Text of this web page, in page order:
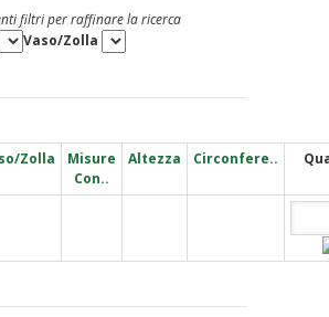
filtri per raffinare la ricerca
Vaso/Zolla
Zolla
Misure
Con..
Altezza Circonfere..